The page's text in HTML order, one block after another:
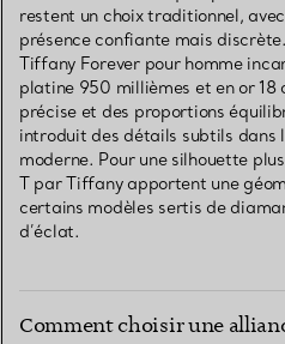
restent un choix traditionnel,
présence confiante mais
Tiffany Forever pour homme
platine 950 millièmes et en or
précise et des proportions
introduit des détails subtils dans
moderne. Pour une silhouette
T par Tiffany apportent une
certains modèles sertis de
d’éclat.
Comment choisir une